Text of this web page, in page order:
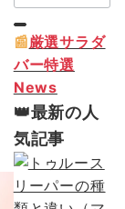
索：
📰厳選サラダ
バー特選
News
👑最新の人
気記事